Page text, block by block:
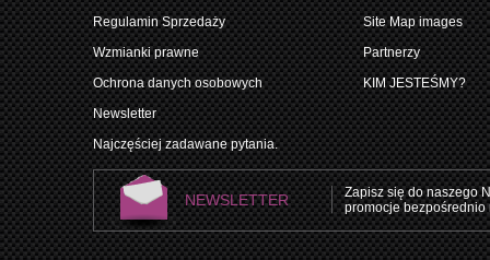
Regulamin Sprzedaży
Wzmianki prawne
Ochrona danych osobowych
Newsletter
Najczęściej zadawane pytania.
Site Map images
Partnerzy
KIM JESTEŚMY?
NEWSLETTER
Zapisz się do naszego
promocje bezpośrednio